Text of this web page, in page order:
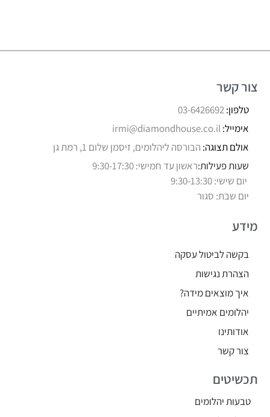
צור קשר
טלפון:03-6426692
אימייל:irmi@diamondhouse.co.il
אולם תצוגה: הבורסה ליהלומים, זיסמן שלום 1, רמת גן
שעות פעילות:ראשון עד חמישי: 9:30-17:30
יום שישי: 9:30-13:30
יום שבת: סגור
מידע
בקשה לביטול עסקה
הצהרת נגישות
איך מוצאים מידה?
יהלומים אמיתיים
אודותינו
צור קשר
תכשיטים
טבעות יהלומים